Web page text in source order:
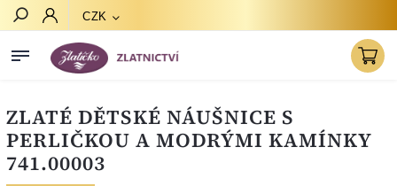
CZK
ZLATÉ DĚTSKÉ NÁUŠNICE S
PERLIČKOU A MODRÝMI KAMÍNKY
741.00003